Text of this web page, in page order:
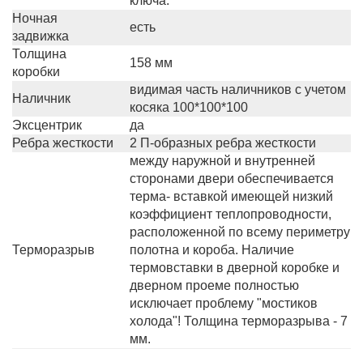
Ночная
задвижка
есть
Толщина
коробки
158 мм
Наличник
видимая часть наличников с учетом
косяка 100*100*100
Эксцентрик
да
Ребра жесткости
2 П-образных ребра жесткости
Терморазрыв
между наружной и внутренней
сторонами двери обеспечивается
терма- вставкой имеющей низкий
коэффициент теплопроводности,
расположенной по всему периметру
полотна и короба. Наличие
термовставки в дверной коробке и
дверном проеме полностью
исключает проблему "мостиков
холода"! Толщина терморазрыва - 7
мм.